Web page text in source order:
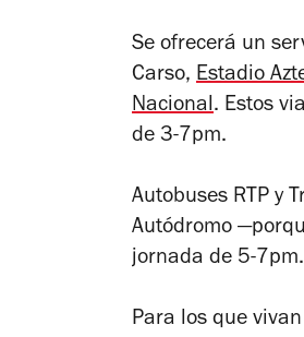
Se ofrecerá un
Carso, Estadio
Nacional. Estos
de 3-7pm.
Autobuses RTP y
Autódromo
jornada de 5-7pm.
Para los que